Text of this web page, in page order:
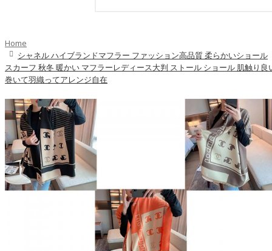
Home
シャネル ハイブランドマフラー ファッション高品質 柔らかいショール
スカーフ 秋冬 暖かい マフラーレディース大判 ストール ショール 肌触り良
巻いて羽織ってアレンジ自在